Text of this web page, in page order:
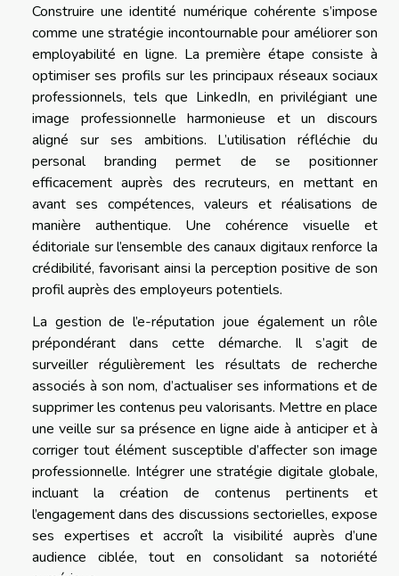
Construire une identité numérique cohérente s’impose
comme une stratégie incontournable pour améliorer son
employabilité en ligne. La première étape consiste à
optimiser ses profils sur les principaux réseaux sociaux
professionnels, tels que LinkedIn, en privilégiant une
image professionnelle harmonieuse et un discours
aligné sur ses ambitions. L’utilisation réfléchie du
personal branding permet de se positionner
efficacement auprès des recruteurs, en mettant en
avant ses compétences, valeurs et réalisations de
manière authentique. Une cohérence visuelle et
éditoriale sur l’ensemble des canaux digitaux renforce la
crédibilité, favorisant ainsi la perception positive de son
profil auprès des employeurs potentiels.
La gestion de l’e-réputation joue également un rôle
prépondérant dans cette démarche. Il s’agit de
surveiller régulièrement les résultats de recherche
associés à son nom, d’actualiser ses informations et de
supprimer les contenus peu valorisants. Mettre en place
une veille sur sa présence en ligne aide à anticiper et à
corriger tout élément susceptible d’affecter son image
professionnelle. Intégrer une stratégie digitale globale,
incluant la création de contenus pertinents et
l’engagement dans des discussions sectorielles, expose
ses expertises et accroît la visibilité auprès d’une
audience ciblée, tout en consolidant sa notoriété